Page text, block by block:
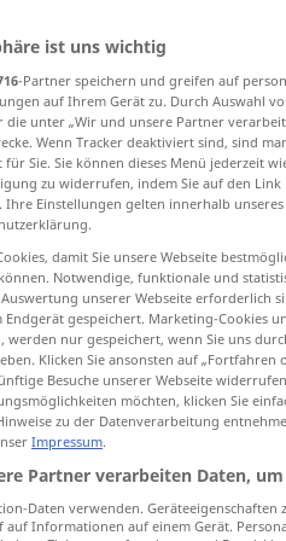
springa
springa
ist uns wichtig
-Partner speichern und greifen auf
auf Ihrem Gerät zu. Durch Auswahl
die unter „Wir und unsere Partner
Wenn Tracker deaktiviert sind, sind
für Sie. Sie können dieses Menü jederzeit
zu widerrufen, indem Sie auf den
Ihre Einstellungen gelten innerhalb
damit Sie unsere Webseite
Notwendige, funktionale und
unserer Webseite erforderlich
gespeichert. Marketing-Cookies
werden nur gespeichert, wenn Sie uns
Klicken Sie ansonsten auf
Besuche unserer Webseite
möchten, klicken Sie
zu der Datenverarbeitung
Impressum.
Partner verarbeiten Daten,
Daten verwenden.
Informationen auf einem Gerät.